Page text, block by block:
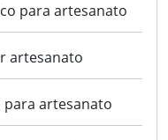
para artesanato
artesanato
artesanato